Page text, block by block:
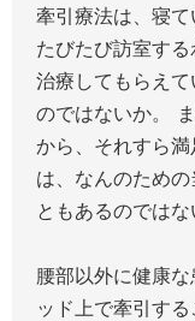
牽引療法は、寝
たびたび訪室す
治療してもらえ
のではないか。
から、それすら
は、なんのため
ともあるのではな
腰部以外に健康
ッド上で牽引す